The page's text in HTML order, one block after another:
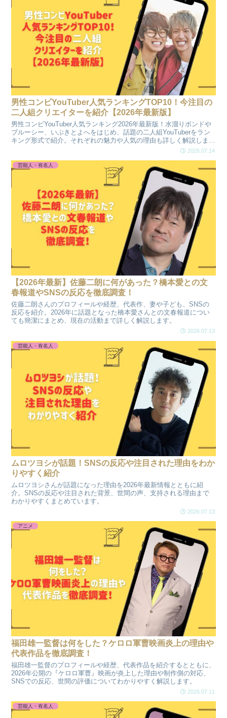
男性コンビYouTuber人気ランキングTOP10！今注目の
二人組クリエイターを紹介【2026年最新版】
男性コンビYouTuber人気ランキング2026年最新版！水溜りボンドや
ブルーシー、いぶきとよへをはじめ、話題の二人組YouTuberをラン
キング形式で紹介。それぞれの魅力や人気の理由も詳しく解説しま
2026.07.14
芸能人・有名人
【2026年最新】佐藤二朗に何があった？橋本愛との文
春報道やSNSの反応を徹底調査！
佐藤二朗さんのプロフィールや経歴、代表作、妻や子ども、SNSの
反応を紹介。2026年に話題となった橋本愛さんとの文春報道につい
ても簡潔にまとめ、現在の活動まで詳しく解説します。
2026.07.13
芸能人・有名人
ムロツヨシが話題！SNSの反応や注目された理由をわか
りやすく紹介
ムロツヨシさんが話題になった理由を2026年最新情報とともに紹
介。SNSの反応や注目された背景、世間の声、支持される理由まで
わかりやすくまとめています。
2026.07.13
アニメ
福田雄一監督は何をした？ケロロ軍曹映画炎上の理由や
代表作品を徹底調査！
福田雄一監督のプロフィールや経歴、代表作品を紹介するとともに、
2026年公開の『ケロロ軍曹』映画が炎上した理由や制作側の対応、
SNSでの反応、世間の評価についてわかりやすく解説します。
2026.07.11
芸能人・有名人